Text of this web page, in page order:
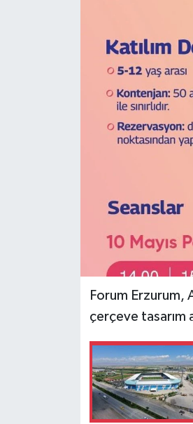
Forum Erzurum,
çerçeve